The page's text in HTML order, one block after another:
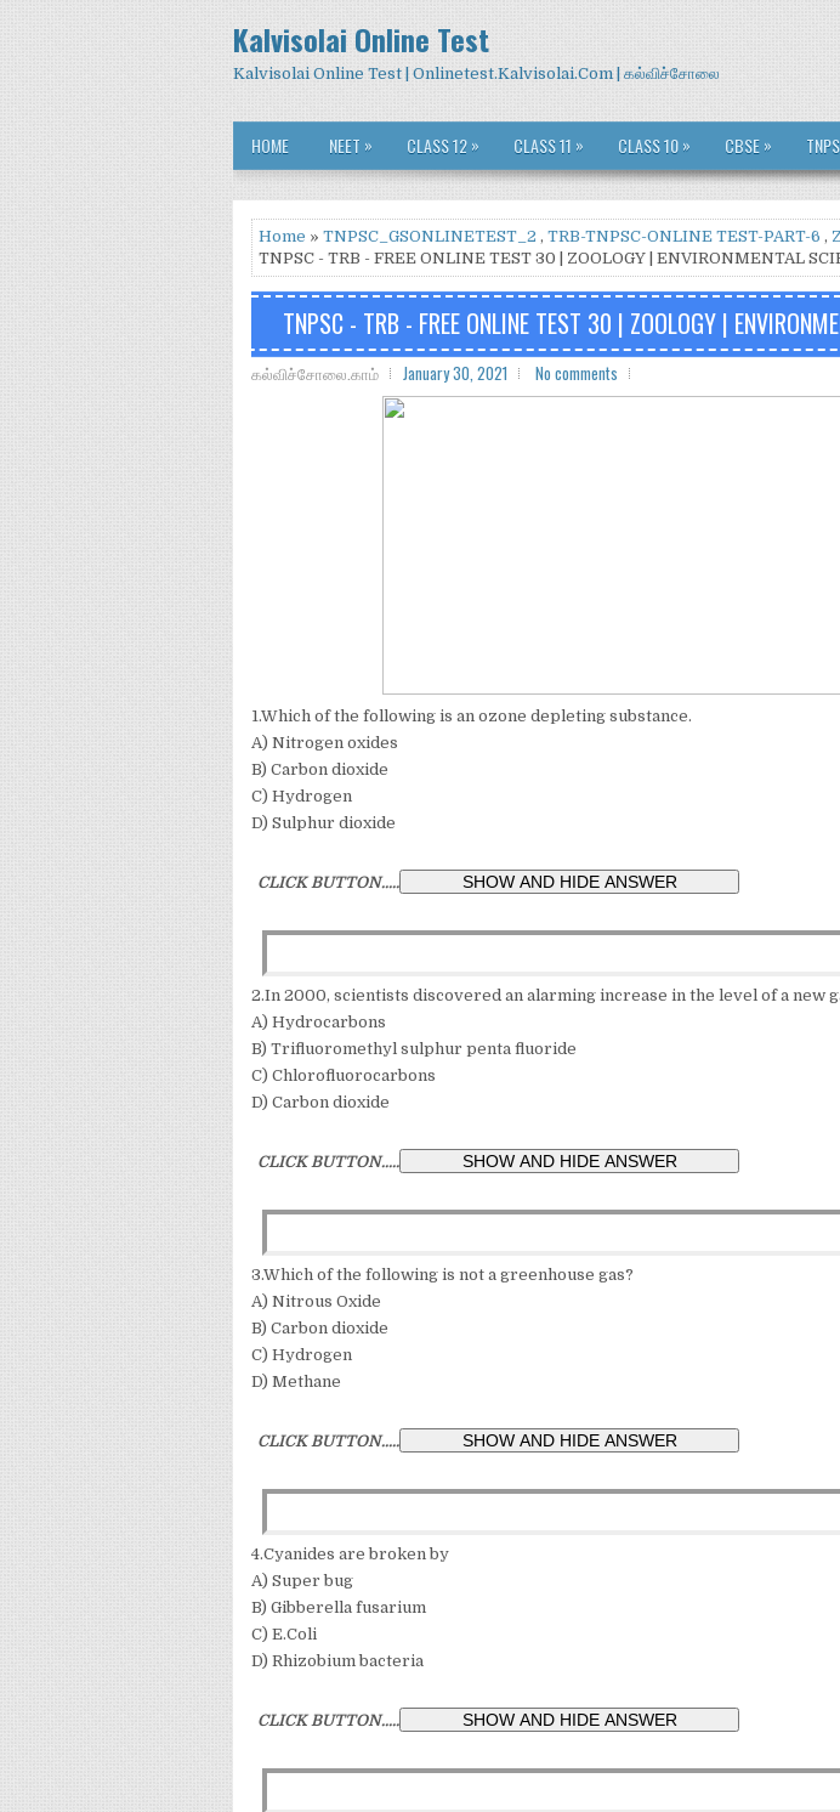
Kalvisolai Online Test
Kalvisolai Online Test | Onlinetest.Kalvisolai.Com | கல்விச்சோலை
HOME NEET » CLASS 12» CLASS 11 » CLASS 10» CBSE»
Home » TNPSC_GSONLINETEST_2 , TRB-TNPSC-ONLINE TEST-PART-6 ,
TNPSC - TRB - FREE ONLINE TEST 30 | ZOOLOGY | ENVIRONMENTAL
TNPSC - TRB - FREE ONLINE TEST 30 | ZOOLOGY |
கல்விச்சோலை.காம் January 30, 2021 No comments
1.Which of the following is an ozone depleting substance.
A) Nitrogen oxides
B) Carbon dioxide
C) Hydrogen
D) Sulphur dioxide
CLICK BUTTON.....
2.In 2000, scientists discovered an alarming increase in the level of a new
A) Hydrocarbons
B) Trifluoromethyl sulphur penta fluoride
C) Chlorofluorocarbons
D) Carbon dioxide
CLICK BUTTON.....
3.Which of the following is not a greenhouse gas?
A) Nitrous Oxide
B) Carbon dioxide
C) Hydrogen
D) Methane
CLICK BUTTON.....
4.Cyanides are broken by
A) Super bug
B) Gibberella fusarium
C) E.Coli
D) Rhizobium bacteria
CLICK BUTTON.....